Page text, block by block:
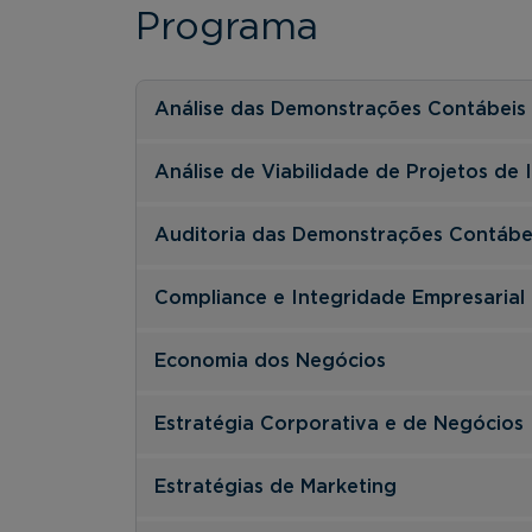
Programa
Análise das Demonstrações Contábeis
Análise de Viabilidade de Projetos de
Auditoria das Demonstrações
Compliance e Integridade Empresarial
Economia dos Negócios
Estratégia Corporativa e de Negócios
Estratégias de Marketing